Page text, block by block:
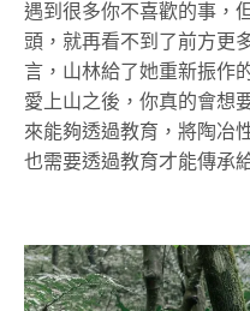
遇到很多你不喜歡的事，
頭，就再看不到了前方更
言，山林給了她重新振作
愛上山之後，你真的會想
來能夠透過教育，將陶冶
也需要透過教育才能傳承